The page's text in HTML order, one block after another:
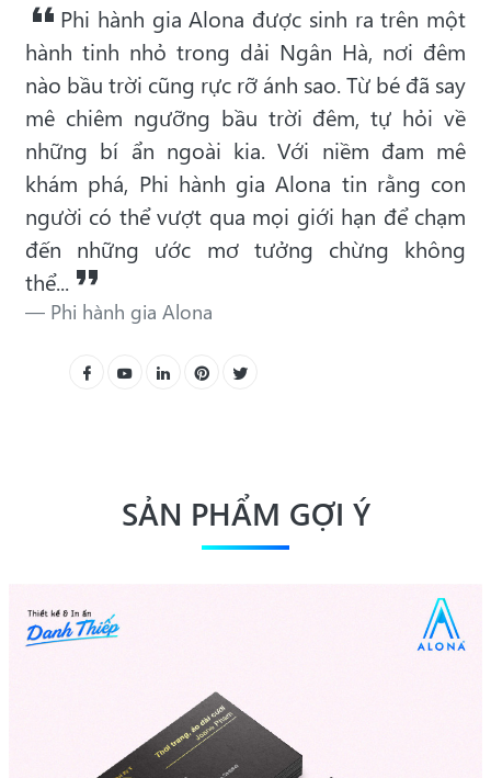
Phi hành gia Alona được sinh ra trên một
hành tinh nhỏ trong dải Ngân Hà, nơi đêm
nào bầu trời cũng rực rỡ ánh sao. Từ bé đã say
mê chiêm ngưỡng bầu trời đêm, tự hỏi về
những bí ẩn ngoài kia. Với niềm đam mê
khám phá, Phi hành gia Alona tin rằng con
người có thể vượt qua mọi giới hạn để chạm
đến những ước mơ tưởng chừng không
thể...
Phi hành gia Alona
SẢN PHẨM GỢI Ý